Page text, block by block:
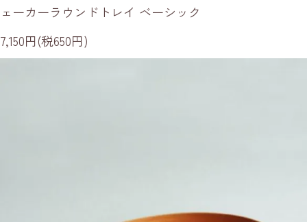
ェーカーラウンドトレイ ベーシック
7,150円(税650円)